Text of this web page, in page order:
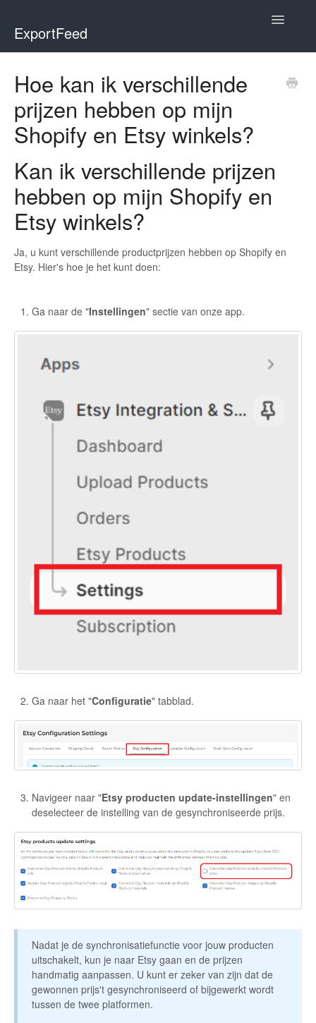
ExportFeed
Toggle
Wix - Clover
Faire Integration
Wix-Faire
Etsy Integration
Etsy Integration - Italian
Etsy Integration - Spanish
Etsy Integration - Dutch
Page Wise Docs - Dutch
Page Wise Docs - French
Page Wise Docs - Spanish
eBay Integration
Contact
Hoe kan ik verschillende
prijzen hebben op mijn
Shopify en Etsy winkels?
Kan ik verschillende prijzen
hebben op mijn Shopify en
Etsy winkels?
Ja, u kunt verschillende productprijzen hebben op Shopify en
Etsy. Hier's hoe je het kunt doen:
Ga naar de "Instellingen" sectie van onze app.
Ga naar het "Configuratie" tabblad.
Navigeer naar "Etsy producten update-instellingen" en
deselecteer de instelling van de gesynchroniseerde prijs.
Nadat je de synchronisatiefunctie voor jouw producten
uitschakelt, kun je naar Etsy gaan en de prijzen
handmatig aanpassen. U kunt er zeker van zijn dat de
gewonnen prijs't gesynchroniseerd of bijgewerkt wordt
tussen de twee platformen.